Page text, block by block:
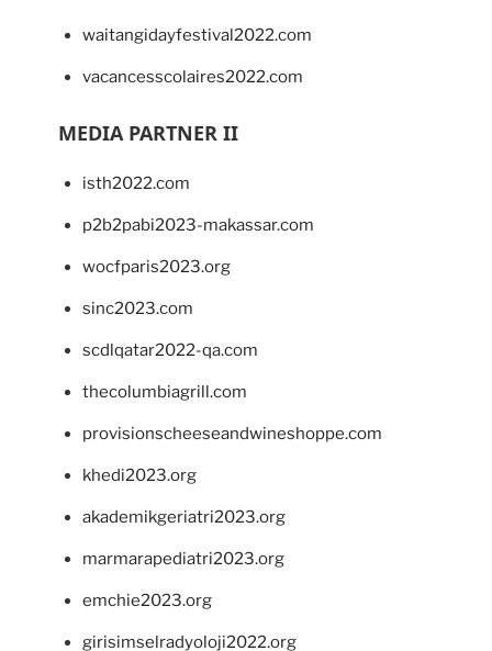
waitangidayfestival2022.com
vacancesscolaires2022.com
MEDIA PARTNER II
isth2022.com
p2b2pabi2023-makassar.com
wocfparis2023.org
sinc2023.com
scdlqatar2022-qa.com
thecolumbiagrill.com
provisionscheeseandwineshoppe.com
khedi2023.org
akademikgeriatri2023.org
marmarapediatri2023.org
emchie2023.org
girisimselradyoloji2022.org